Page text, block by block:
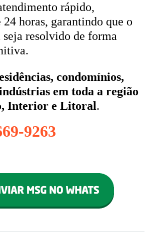
rápido,
horas, garantindo que o
seja resolvido de forma
condomínios,
em toda a região
Interior e Litoral.
9263